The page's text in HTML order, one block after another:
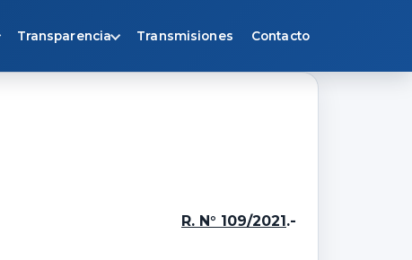
Transparencia Transmisiones Contacto
R. N° 109/2021.-